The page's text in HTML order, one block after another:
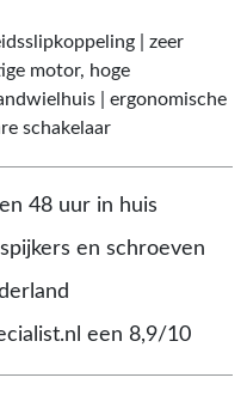
| zeer
motor, hoge
| ergonomische
schakelaar
48 uur in huis
en schroeven
een 8,9/10